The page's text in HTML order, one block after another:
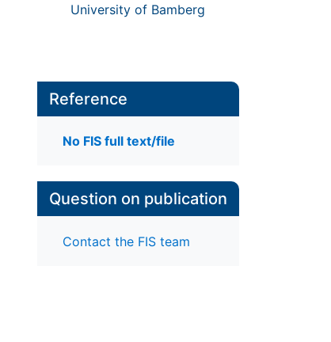
University of Bamberg
Reference
No FIS full text/file
Question on publication
Contact the FIS team